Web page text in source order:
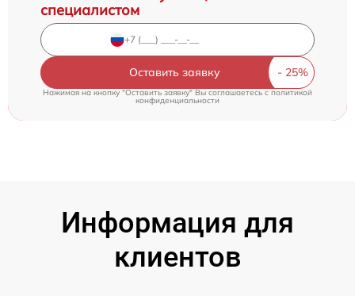
специалистом
Оставить заявку
Нажимая на кнопку "Оставить заявку" Вы соглашаетесь cполитикой
конфиденциальности
Информация для
клиентов